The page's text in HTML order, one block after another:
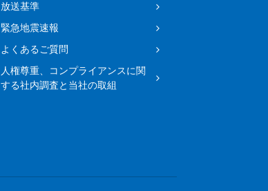
放送基準
緊急地震速報
よくあるご質問
人権尊重、コンプライアンスに関
する社内調査と当社の取組